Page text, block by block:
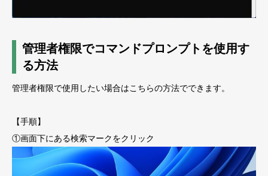
管理者権限でコマンドプロンプトを使用す
る方法
管理者権限で使用したい場合はこちらの方法でできます。
【手順】
①画面下にある検索マークをクリック